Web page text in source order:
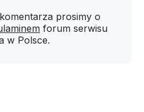
prosimy o
forum serwisu
w Polsce.